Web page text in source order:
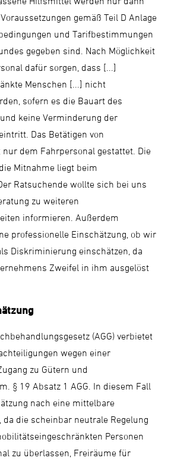
gemäß Teil D Anlage
und Tarifbestimmungen
gegeben sind. Nach Möglichkeit
dafür sorgen, dass [...]
Menschen [...] nicht
sofern es die Bauart des
keine Verminderung der
Das Betätigen von
dem Fahrpersonal gestattet. Die
Mitnahme liegt beim
Ratsuchende wollte sich bei uns
zu weiteren
informieren. Außerdem
professionelle Einschätzung, ob wir
Diskriminierung einschätzen, da
Zweifel in ihm ausgelöst
(AGG) verbietet
wegen einer
zu Gütern und
§ 19 Absatz 1 AGG. In diesem Fall
nach eine mittelbare
die scheinbar neutrale Regelung
Personen
zu überlassen, Freiräume für